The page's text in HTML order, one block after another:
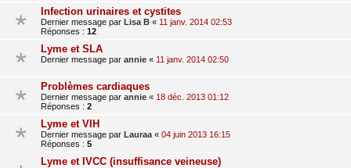
Infection urinaires et cystites
Dernier message par Lisa B « 11 janv. 2014 02:53
Réponses : 12
Lyme et SLA
Dernier message par annie « 11 janv. 2014 02:50
Problèmes cardiaques
Dernier message par annie « 18 déc. 2013 01:12
Réponses : 2
Lyme et VIH
Dernier message par Lauraa « 04 juin 2013 16:15
Réponses : 5
Lyme et IVCC (insuffisance veineuse)